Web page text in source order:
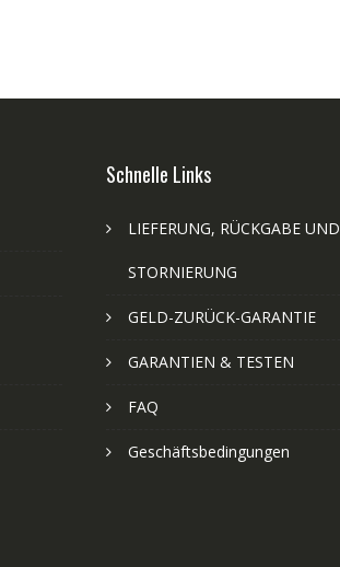
Schnelle Links
LIEFERUNG, RÜCKGABE UND
STORNIERUNG
GELD-ZURÜCK-GARANTIE
GARANTIEN & TESTEN
FAQ
Geschäftsbedingungen